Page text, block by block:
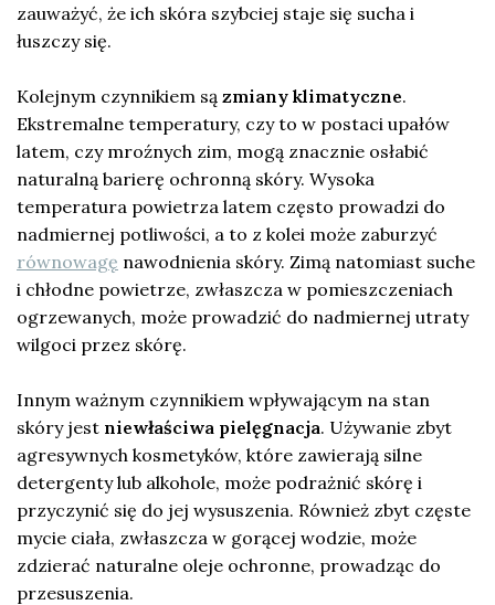
zauważyć, że ich skóra szybciej staje się sucha i
łuszczy się.
Kolejnym czynnikiem są zmiany klimatyczne.
Ekstremalne temperatury, czy to w postaci upałów
latem, czy mroźnych zim, mogą znacznie osłabić
naturalną barierę ochronną skóry. Wysoka
temperatura powietrza latem często prowadzi do
nadmiernej potliwości, a to z kolei może zaburzyć
równowagę nawodnienia skóry. Zimą natomiast suche
i chłodne powietrze, zwłaszcza w pomieszczeniach
ogrzewanych, może prowadzić do nadmiernej utraty
wilgoci przez skórę.
Innym ważnym czynnikiem wpływającym na stan
skóry jest niewłaściwa pielęgnacja. Używanie zbyt
agresywnych kosmetyków, które zawierają silne
detergenty lub alkohole, może podrażnić skórę i
przyczynić się do jej wysuszenia. Również zbyt częste
mycie ciała, zwłaszcza w gorącej wodzie, może
zdzierać naturalne oleje ochronne, prowadząc do
przesuszenia.